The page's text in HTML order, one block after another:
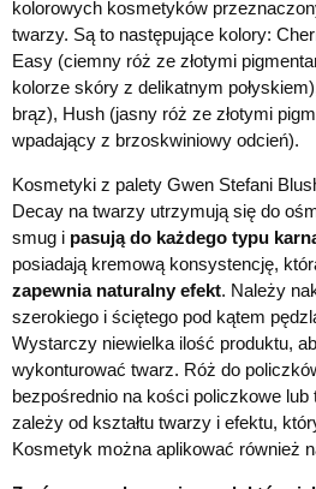
kolorowych kosmetyków
twarzy. Są to następujące kolory:
Easy (ciemny róż ze złotymi
kolorze skóry z delikatnym
brąz), Hush (jasny róż ze złotymi
wpadający z brzoskwiniowy odcień).
Kosmetyki z palety Gwen Stefani
Decay na twarzy utrzymują się do
smug i pasują do każdego typu
posiadają kremową konsystencję,
zapewnia naturalny efekt. Należy
szerokiego i ściętego pod kątem
Wystarczy niewielka ilość produktu,
wykonturować twarz. Róż do
bezpośrednio na kości policzkowe
zależy od kształtu twarzy i efektu,
Kosmetyk można aplikować również